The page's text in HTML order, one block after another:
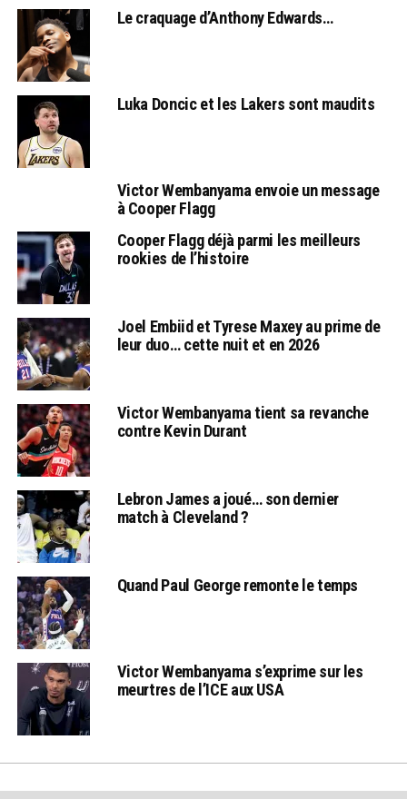
Le craquage d’Anthony Edwards…
Luka Doncic et les Lakers sont maudits
Victor Wembanyama envoie un message
à Cooper Flagg
Cooper Flagg déjà parmi les meilleurs
rookies de l’histoire
Joel Embiid et Tyrese Maxey au prime de
leur duo… cette nuit et en 2026
Victor Wembanyama tient sa revanche
contre Kevin Durant
Lebron James a joué… son dernier
match à Cleveland ?
Quand Paul George remonte le temps
Victor Wembanyama s’exprime sur les
meurtres de l’ICE aux USA